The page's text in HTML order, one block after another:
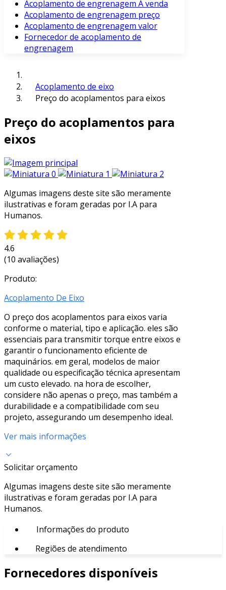
Acoplamento de engrenagem À venda
Acoplamento de engrenagem preço
Acoplamento de engrenagem valor
Fornecedor de acoplamento de
engrenagem
Acoplamento de eixo
Preço do acoplamentos para eixos
Preço do acoplamentos para
eixos
Algumas imagens deste site são meramente
ilustrativas e foram geradas por I.A para
Humanos.
4.6
(10 avaliações)
Produto:
Acoplamento De Eixo
O preço dos acoplamentos para eixos varia
conforme o material, tipo e aplicação. eles são
essenciais para transmitir torque entre eixos e
garantir o funcionamento eficiente de
maquinários. em geral, modelos de maior
qualidade ou especificação técnica apresentam
um custo elevado. na hora de escolher,
considere não apenas o preço, mas também a
durabilidade e a compatibilidade com seu
projeto, assegurando um desempenho ideal.
Ver mais informações
Solicitar orçamento
Algumas imagens deste site são meramente
ilustrativas e foram geradas por I.A para
Humanos.
Informações do produto
Regiões de atendimento
Fornecedores disponíveis